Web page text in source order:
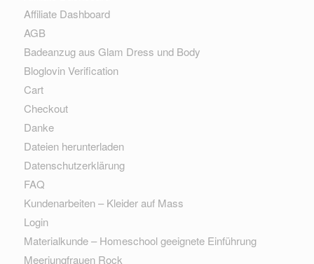
Affiliate Dashboard
AGB
Badeanzug aus Glam Dress und Body
Bloglovin Verification
Cart
Checkout
Danke
Dateien herunterladen
Datenschutzerklärung
FAQ
Kundenarbeiten – Kleider auf Mass
Login
Materialkunde – Homeschool geeignete Einführung
Meerjungfrauen Rock